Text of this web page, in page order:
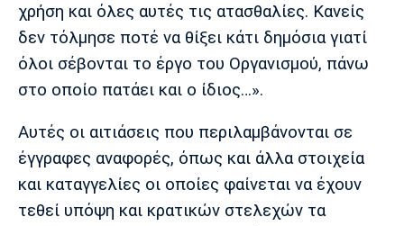
Μπορούσια
Ντόρτμουντ
Παρί Σεν
Ζερμέν
Μαρσέιγ
Μονακό
Ερυθρός
Αστέρας
χρήση και όλες αυτές τις ατασθαλίες. Κανείς
δεν τόλμησε ποτέ να θίξει κάτι δημόσια γιατί
όλοι σέβονται το έργο του Οργανισμού, πάνω
στο οποίο πατάει και ο ίδιος…».
Αυτές οι αιτιάσεις που περιλαμβάνονται σε
έγγραφες αναφορές, όπως και άλλα στοιχεία
και καταγγελίες οι οποίες φαίνεται να έχουν
τεθεί υπόψη και κρατικών στελεχών τα